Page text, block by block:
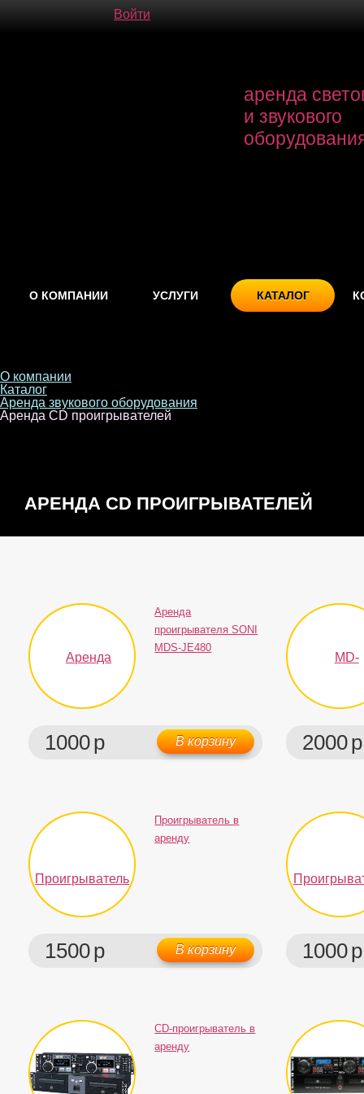
Войти
аренда
и звукового
О КОМПАНИИ УСЛУГИ КАТАЛОГ
О компании
Каталог
Аренда звукового оборудования
Аренда CD проигрывателей
АРЕНДА CD ПРОИГРЫВАТЕЛЕЙ
Аренда
проигрывателя SONI
MDS-JE480
В корзину
1000р 2000р
Проигрыватель в
аренду
В корзину
1500р 1000р
CD-проигрыватель в
аренду